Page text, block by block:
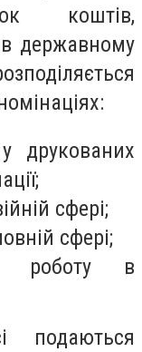
коштів,
державному
друкованих
сфері;
сфері;
роботу в
подаються